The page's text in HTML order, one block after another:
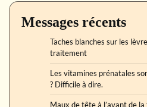
Messages récents
Taches blanches sur les
traitement
Les vitamines prénatales
? Difficile à dire.
Maux de tête à l’avant de